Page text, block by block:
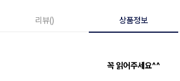
리뷰() 상품정보
꼭 읽어주세요^^